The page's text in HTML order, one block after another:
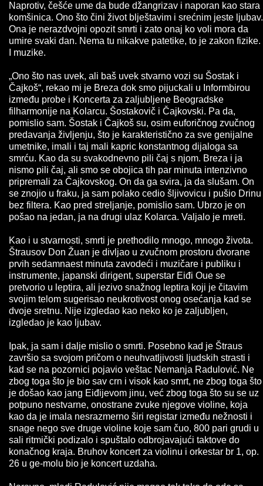
Naprotiv, češće ume da bude džangrizav i naporan kao stara
komšinica. Ono što čini život blještavim i srećnim jeste ljubav.
Ona je nerazdvojni opozit smrti i zato onaj ko voli mora da
umire svaki dan. Nema tu nikakve patetike, to je zakon fizike.
I muzike.
„Ono što nas uvek, ali baš uvek stvarno vozi su Šostak i
Čajkoš“, rekao mi je Breza dok smo pijuckali u Informbirou
između probe i Koncerta za zaljubljene Beogradske
filharmonije na Kolarcu. Šostakovič i Čajkovski. Pa da,
pomislio sam. Šostak i Čajkoš su, osim euforičnog zvučnog
predavanja življenju, što je karakteristično za sve genijalne
umetnike, imali i taj mali kapric konstantnog dijaloga sa
smrću. Kao da su svakodnevno pili čaj s njom. Breza i ja
nismo pili čaj, ali smo se obojica tih par minuta intenzivno
pripremali za Čajkovskog. On da ga svira, ja da slušam. On
se znojio u fraku, ja sam polako cedio šljivovicu i pušio Drinu
bez filtera. Kao pred streljanje, pomislio sam. Ubrzo je on
pošao na jedan, ja na drugi ulaz Kolarca. Valjalo je mreti.
Kao i u stvarnosti, smrti je prethodilo mnogo, mnogo života.
Štrausov Don Žuan je divljao u zvučnom prostoru dvorane
prvih sedamnaest minuta zavodeći i muzičare i publiku i
instrumente, japanski dirigent, superstar Eiđi Oue se
pretvorio u leptira, ali jezivo snažnog leptira koji je čitavim
svojim telom sugerisao neukrotivost onog osećanja kad se
dvoje sretnu. Nije izgledao kao neko ko je zaljubljen,
izgledao je kao ljubav.
Ipak, ja sam i dalje mislio o smrti. Posebno kad je Štraus
završio sa svojom pričom o neuhvatljivosti ljudskih strasti i
kad se na pozornici pojavio veštac Nemanja Radulović. Ne
zbog toga što je bio sav crn i visok kao smrt, ne zbog toga što
je došao kao jang Eiđijevom jinu, već zbog toga što su se uz
potpuno nestvarne, onostrane zvuke njegove violine, koja
kao da je imala nesrazmerno širi registar između nežnosti i
snage nego sve druge violine koje sam čuo, 800 pari grudi u
sali ritmički podizalo i spuštalo odbrojavajući taktove do
konačnog kraja. Bruhov koncert za violinu i orkestar br 1, op.
26 u ge-molu bio je koncert uzdaha.